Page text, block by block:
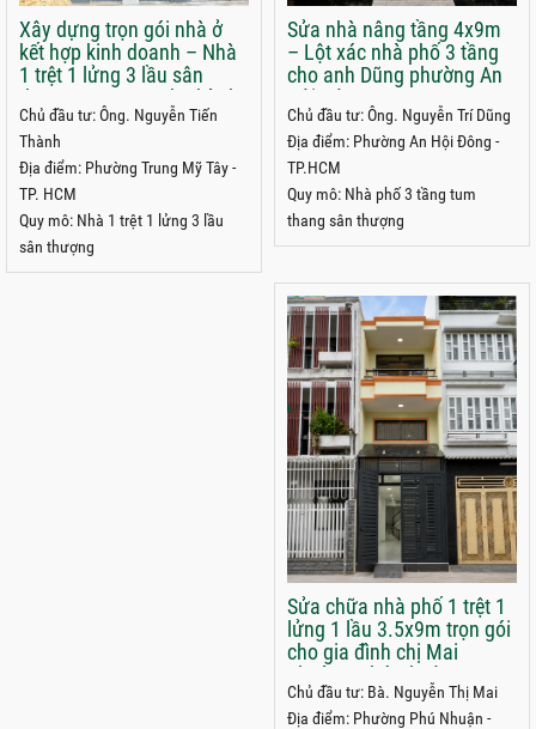
Xây dựng trọn gói nhà ở
kết hợp kinh doanh – Nhà
1 trệt 1 lửng 3 lầu sân
thượng 5x22m anh Thành
phường Trung Mỹ Tây
Chủ đầu tư: Ông. Nguyễn Tiến
Thành
Địa điểm: Phường Trung Mỹ Tây -
TP. HCM
Quy mô: Nhà 1 trệt 1 lửng 3 lầu
sân thượng
Sửa nhà nâng tầng 4x9m
– Lột xác nhà phố 3 tầng
cho anh Dũng phường An
Hội Đông
Chủ đầu tư: Ông. Nguyễn Trí Dũng
Địa điểm: Phường An Hội Đông -
TP.HCM
Quy mô: Nhà phố 3 tầng tum
thang sân thượng
Sửa chữa nhà phố 1 trệt 1
lửng 1 lầu 3.5x9m trọn gói
cho gia đình chị Mai
phường Phú Nhuận
TP.HCM
Chủ đầu tư: Bà. Nguyễn Thị Mai
Địa điểm: Phường Phú Nhuận -